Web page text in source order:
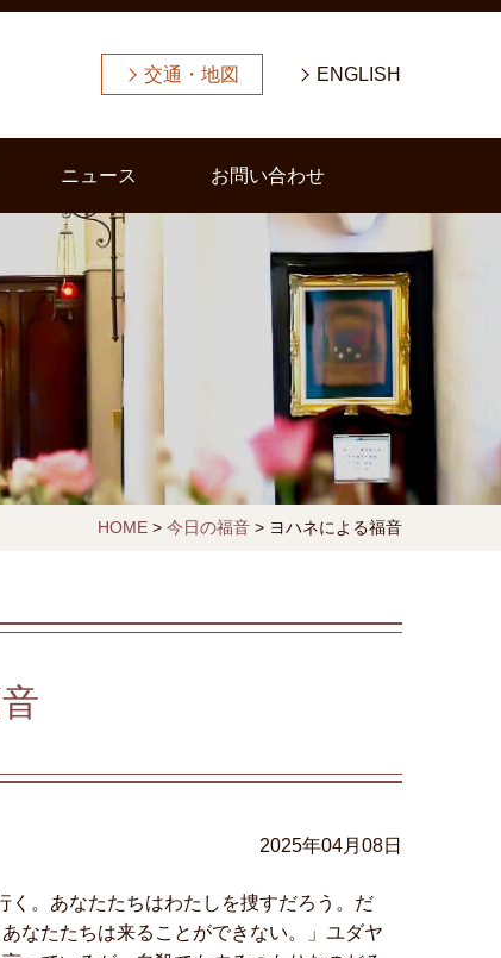
交通・地図 ENGLISH
ニュース お問い合わせ
HOME> 今日の福音> ヨハネによる福音
2025年04月08日
く。あなたたちはわたしを捜すだろう。だ
なたたちは来ることができない。」ユダヤ